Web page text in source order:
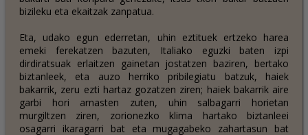
bizileku eta ekaitzak zanpatua.
Eta, udako egun ederretan, uhin eztituek ertzeko harea
emeki ferekatzen bazuten, Italiako eguzki baten izpi
dirdiratsuak erlaitzen gainetan jostatzen baziren, bertako
biztanleek, eta auzo herriko pribilegiatu batzuk, haiek
bakarrik, zeru ezti hartaz gozatzen ziren; haiek bakarrik aire
garbi hori arnasten zuten, uhin salbagarri horietan
murgiltzen ziren, zorionezko klima hartako biztanleei
osagarri ikaragarri bat eta mugagabeko zahartasun bat